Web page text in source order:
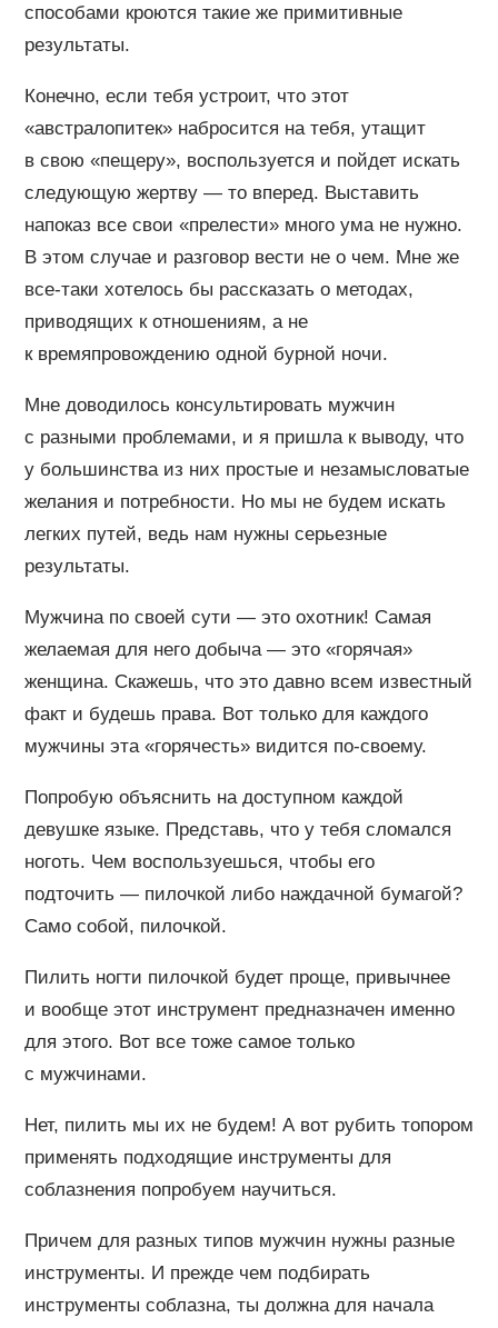
способами кроются такие же примитивные
результаты.
Конечно, если тебя устроит, что этот
«австралопитек» набросится на тебя, утащит
в свою «пещеру», воспользуется и пойдет искать
следующую жертву — то вперед. Выставить
напоказ все свои «прелести» много ума не нужно.
В этом случае и разговор вести не о чем. Мне же
все-таки хотелось бы рассказать о методах,
приводящих к отношениям, а не
к времяпровождению одной бурной ночи.
Мне доводилось консультировать мужчин
с разными проблемами, и я пришла к выводу, что
у большинства из них простые и незамысловатые
желания и потребности. Но мы не будем искать
легких путей, ведь нам нужны серьезные
результаты.
Мужчина по своей сути — это охотник! Самая
желаемая для него добыча — это «горячая»
женщина. Скажешь, что это давно всем известный
факт и будешь права. Вот только для каждого
мужчины эта «горячесть» видится по-своему.
Попробую объяснить на доступном каждой
девушке языке. Представь, что у тебя сломался
ноготь. Чем воспользуешься, чтобы его
подточить — пилочкой либо наждачной бумагой?
Само собой, пилочкой.
Пилить ногти пилочкой будет проще, привычнее
и вообще этот инструмент предназначен именно
для этого. Вот все тоже самое только
с мужчинами.
Нет, пилить мы их не будем! А вот рубить топором
применять подходящие инструменты для
соблазнения попробуем научиться.
Причем для разных типов мужчин нужны разные
инструменты. И прежде чем подбирать
инструменты соблазна, ты должна для начала